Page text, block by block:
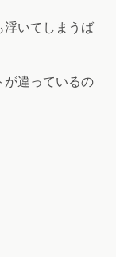
浮いてしまうば
が違っているの